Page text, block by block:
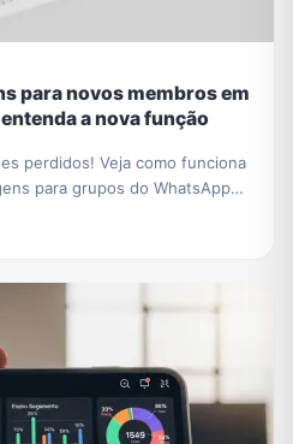
para novos membros em
a nova função
perdidos! Veja como funciona
para grupos do WhatsApp